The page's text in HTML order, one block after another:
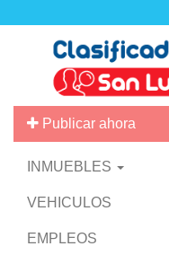
Publicar ahora
INMUEBLES
VEHICULOS
EMPLEOS